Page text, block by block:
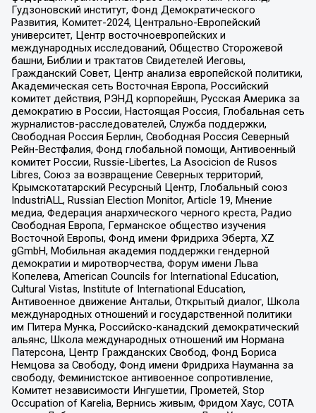
Гудзоновский институт, Фонд Демократического
Развития, Комитет-2024, Центрально-Европейский
университет, Центр восточноевропейских и
международных исследований, Общество Сторожевой
башни, Библии и трактатов Свидетелей Иеговы,
Гражданский Совет, Центр анализа европейской политики,
Академическая сеть Восточная Европа, Российский
комитет действия, РЭНД корпорейшн, Русская Америка за
демократию в России, Настоящая Россия, Глобальная сеть
журналистов-расследователей, Служба поддержки,
Свободная Россия Берлин, Свободная Россия Северный
Рейн-Вестфалия, Фонд глобальной помощи, Антивоенный
комитет России, Russie-Libertes, La Asocicion de Rusos
Libres, Союз за возвращение Северных территорий,
Крымскотатарский Ресурсный Центр, Глобальный союз
IndustriALL, Russian Election Monitor, Article 19, Мнение
медиа, Федерация анархического черного креста, Радио
Свободная Европа, Германское общество изучения
Восточной Европы, Фонд имени Фридриха Эберта, XZ
gGmbH, Мобильная академия поддержки гендерной
демократии и миротворчества, Форум имени Льва
Копелева, American Councils for International Education,
Cultural Vistas, Institute of International Education,
Антивоенное движение Антальи, Открытый диалог, Школа
международных отношений и государственной политики
им Питера Мунка, Российско-канадский демократический
альянс, Школа международных отношений им Нормана
Патерсона, Центр Гражданских Свобод, Фонд Бориса
Немцова за Свободу, Фонд имени Фридриха Науманна за
свободу, Феминистское антивоенное сопротивление,
Комитет независимости Ингушетии, Прометей, Stop
Occupation of Karelia, Вернись живым, Фридом Хаус, СОТА